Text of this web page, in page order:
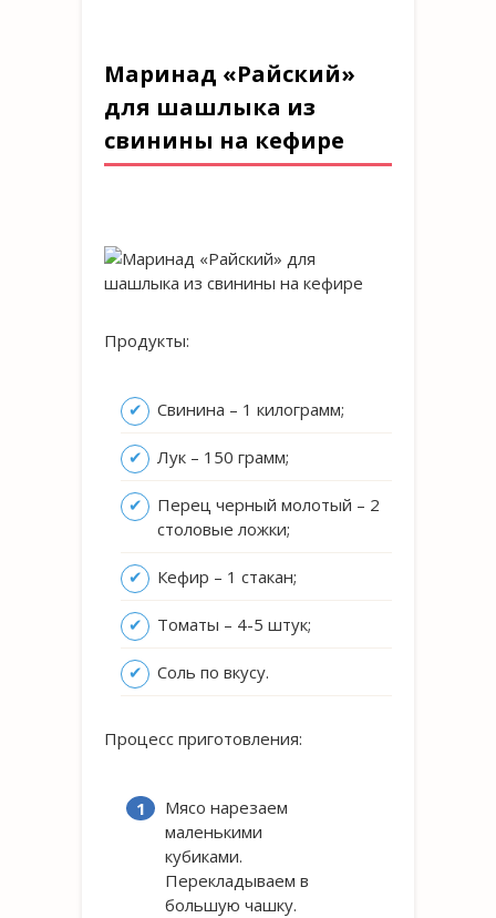
Маринад «Райский»
для шашлыка из
свинины на кефире
Продукты:
Свинина – 1 килограмм;
Лук – 150 грамм;
Перец черный молотый – 2
столовые ложки;
Кефир – 1 стакан;
Томаты – 4-5 штук;
Соль по вкусу.
Процесс приготовления:
Мясо нарезаем
маленькими
кубиками.
Перекладываем в
большую чашку.